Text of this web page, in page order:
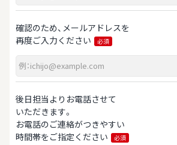
確認のため、メールアドレスを
再度ご入力ください
必須
後日担当よりお電話させて
いただきます。
お電話のご連絡がつきやすい
時間帯をご指定ください
必須